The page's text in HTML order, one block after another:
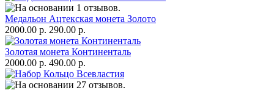
Медальон Ацтекская монета Золото
2000.00 р. 290.00 р.
Золотая монета Континенталь
2000.00 р. 490.00 р.